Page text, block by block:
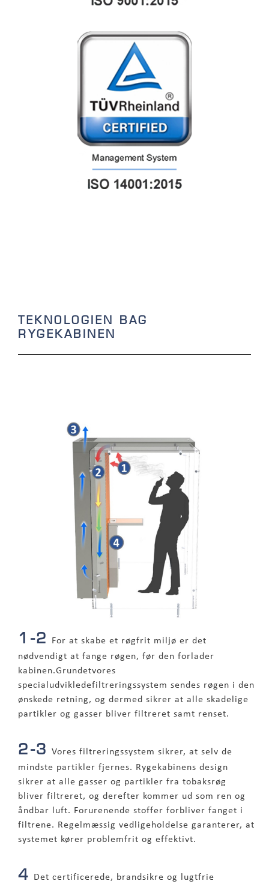
TEKNOLOGIEN BAG
RYGEKABINEN
1-2
For at skabe et røgfrit miljø er det
nødvendigt at fange røgen, før den forlader
kabinen.Grundetvores
specialudvikledefiltreringssystem sendes røgen i den
ønskede retning, og dermed sikrer at alle skadelige
partikler og gasser bliver filtreret samt renset.
2-3
Vores filtreringssystem sikrer, at selv de
mindste partikler fjernes. Rygekabinens design
sikrer at alle gasser og partikler fra tobaksrøg
bliver filtreret, og derefter kommer ud som ren og
åndbar luft. Forurenende stoffer forbliver fanget i
filtrene. Regelmæssig vedligeholdelse garanterer, at
systemet kører problemfrit og effektivt.
4
Det certificerede, brandsikre og lugtfrie